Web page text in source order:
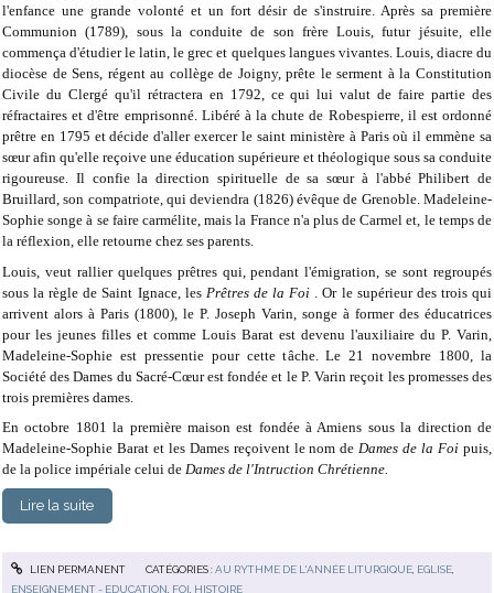
l'enfance une grande volonté et un fort désir de s'instruire. Après sa première
Communion (1789), sous la conduite de son frère Louis, futur jésuite, elle
commença d'étudier le latin, le grec et quelques langues vivantes. Louis, diacre du
diocèse de Sens, régent au collège de Joigny, prête le serment à la Constitution
Civile du Clergé qu'il rétractera en 1792, ce qui lui valut de faire partie des
réfractaires et d'être emprisonné. Libéré à la chute de Robespierre, il est ordonné
prêtre en 1795 et décide d'aller exercer le saint ministère à Paris où il emmène sa
sœur afin qu'elle reçoive une éducation supérieure et théologique sous sa conduite
rigoureuse. Il confie la direction spirituelle de sa sœur à l'abbé Philibert de
Bruillard, son compatriote, qui deviendra (1826) évêque de Grenoble. Madeleine-
Sophie songe à se faire carmélite, mais la France n'a plus de Carmel et, le temps de
la réflexion, elle retourne chez ses parents.
Louis, veut rallier quelques prêtres qui, pendant l'émigration, se sont regroupés
sous la règle de Saint Ignace, les Prêtres de la Foi . Or le supérieur des trois qui
arrivent alors à Paris (1800), le P. Joseph Varin, songe à former des éducatrices
pour les jeunes filles et comme Louis Barat est devenu l'auxiliaire du P. Varin,
Madeleine-Sophie est pressentie pour cette tâche. Le 21 novembre 1800, la
Société des Dames du Sacré-Cœur est fondée et le P. Varin reçoit les promesses des
trois premières dames.
En octobre 1801 la première maison est fondée à Amiens sous la direction de
Madeleine-Sophie Barat et les Dames reçoivent le nom de Dames de la Foi puis,
de la police impériale celui de Dames de l'Intruction Chrétienne.
Lire la suite
LIEN PERMANENT CATÉGORIES :AU RYTHME DE L'ANNÉE LITURGIQUE, EGLISE,
ENSEIGNEMENT - EDUCATION FOI HISTOIRE